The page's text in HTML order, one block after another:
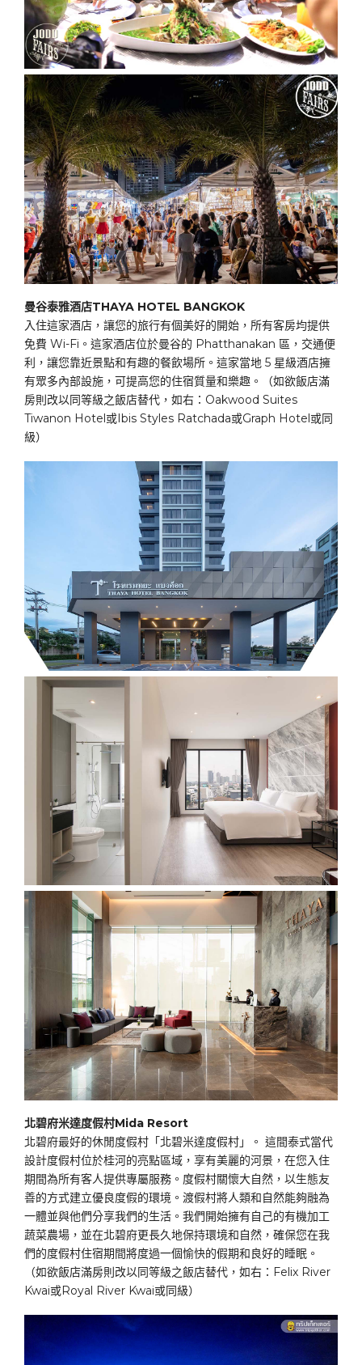
曼谷泰雅酒店THAYA HOTEL BANGKOK
入住這家酒店，讓您的旅行有個美好的開始，所有客房均提供
免費 Wi-Fi。這家酒店位於曼谷的 Phatthanakan 區，交通便
利，讓您靠近景點和有趣的餐飲場所。這家當地 5 星級酒店擁
有眾多內部設施，可提高您的住宿質量和樂趣。（如欲飯店滿
房則改以同等級之飯店替代，如右：Oakwood Suites
Tiwanon Hotel或Ibis Styles Ratchada或Graph Hotel或同
級）
北碧府米達度假村Mida Resort
北碧府最好的休閒度假村「北碧米達度假村」。 這間泰式當代
設計度假村位於桂河的亮點區域，享有美麗的河景，在您入住
期間為所有客人提供專屬服務。度假村關懷大自然，以生態友
善的方式建立優良度假的環境。渡假村將人類和自然能夠融為
一體並與他們分享我們的生活。我們開始擁有自己的有機加工
蔬菜農場，並在北碧府更長久地保持環境和自然，確保您在我
們的度假村住宿期間將度過一個愉快的假期和良好的睡眠。
（如欲飯店滿房則改以同等級之飯店替代，如右：Felix River
Kwai或Royal River Kwai或同級）